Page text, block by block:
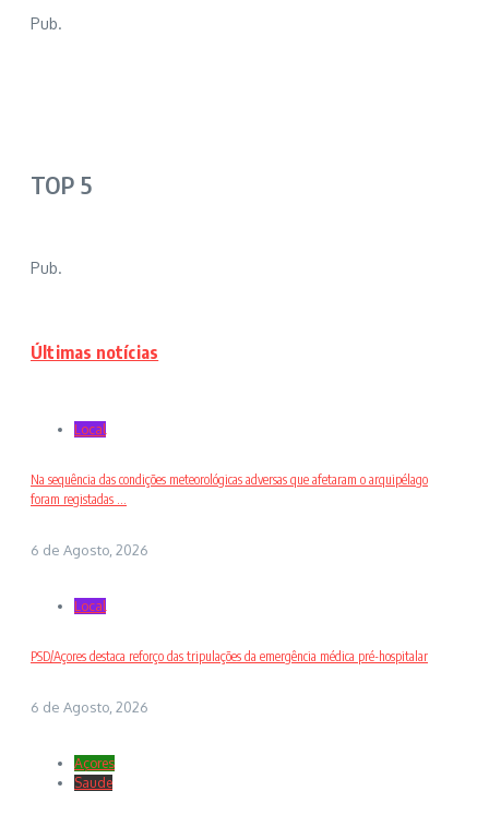
Pub.
TOP 5
Pub.
Últimas notícias
Local
Na sequência das condições meteorológicas adversas que afetaram o arquipélago
foram registadas ...
6 de Agosto, 2026
Local
PSD/Açores destaca reforço das tripulações da emergência médica pré-hospitalar
6 de Agosto, 2026
Açores
Saude